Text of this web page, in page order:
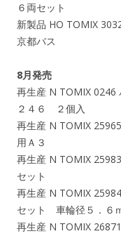
６両セット
新製品 HO TOMIX
京都バス
8月発売
再生産 N TOMIX
２４６ ２個入
再生産 N TOMIX
用Ａ３
再生産 N TOMIX
セット
再生産 N TOMIX
セット 車輪径５．６
再生産 N TOMIX